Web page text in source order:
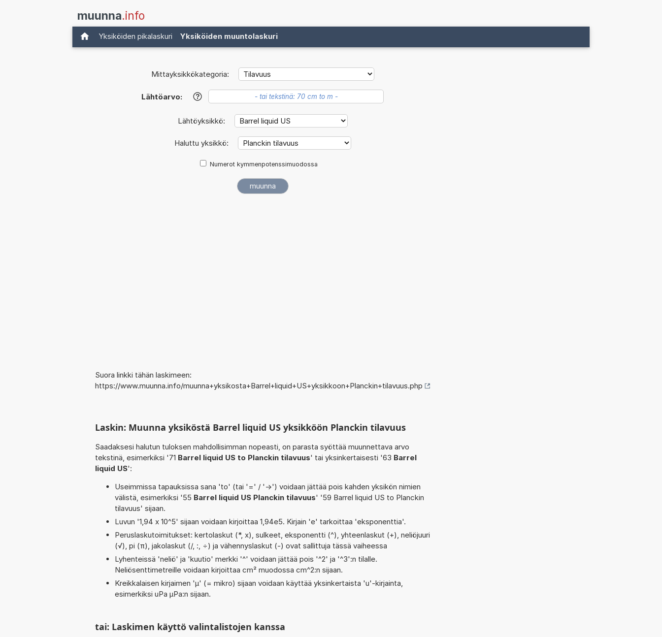
muunna.info
Yksiköiden pikalaskuri Yksiköiden muuntolaskuri
Mittayksikkökategoria:
Lähtöarvo: ?
Lähtöyksikkö:
Haluttu yksikkö:
Numerot kymmenpotenssimuodossa
Suora linkki tähän laskimeen:
https://www.muunna.info/muunna+yksikosta+Barrel+liquid+US+yksikkoon+Planckin+tilavuus.php
Laskin: Muunna yksiköstä Barrel liquid US yksikköön Planckin tilavuus
Saadaksesi halutun tuloksen mahdollisimman nopeasti, on parasta syöttää muunnettava arvo
tekstinä, esimerkiksi '71 Barrel liquid US to Planckin tilavuus' tai yksinkertaisesti '63 Barrel
liquid US':
Useimmissa tapauksissa sana 'to' (tai '=' / '->') voidaan jättää pois kahden yksikön nimien
välistä, esimerkiksi '55 Barrel liquid US Planckin tilavuus' '59 Barrel liquid US to Planckin
tilavuus' sijaan.
Luvun '1,94 x 10^5' sijaan voidaan kirjoittaa 1,94e5. Kirjain 'e' tarkoittaa 'eksponenttia'.
Peruslaskutoimitukset: kertolaskut (*, x), sulkeet, eksponentti (^), yhteenlaskut (+), neliöjuuri
(√), pi (π), jakolaskut (/, :, ÷) ja vähennyslaskut (-) ovat sallittuja tässä vaiheessa
Lyhenteissä 'neliö' ja 'kuutio' merkki '^' voidaan jättää pois '^2' ja '^3':n tilalle.
Neliösenttimetreille voidaan kirjoittaa cm² muodossa cm^2:n sijaan.
Kreikkalaisen kirjaimen 'µ' (= mikro) sijaan voidaan käyttää yksinkertaista 'u'-kirjainta,
esimerkiksi uPa µPa:n sijaan.
tai: Laskimen käyttö valintalistojen kanssa